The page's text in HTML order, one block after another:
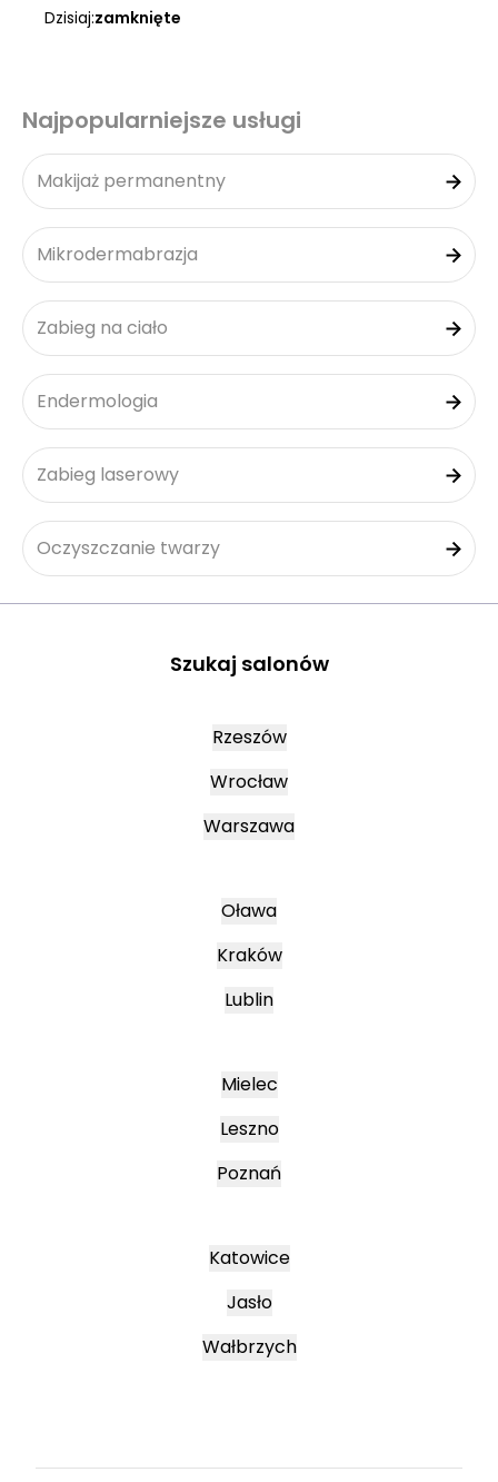
Dzisiaj:zamknięte
Najpopularniejsze usługi
Makijaż permanentny
Mikrodermabrazja
Zabieg na ciało
Endermologia
Zabieg laserowy
Oczyszczanie twarzy
Szukaj salonów
Rzeszów
Wrocław
Warszawa
Oława
Kraków
Lublin
Mielec
Leszno
Poznań
Katowice
Jasło
Wałbrzych